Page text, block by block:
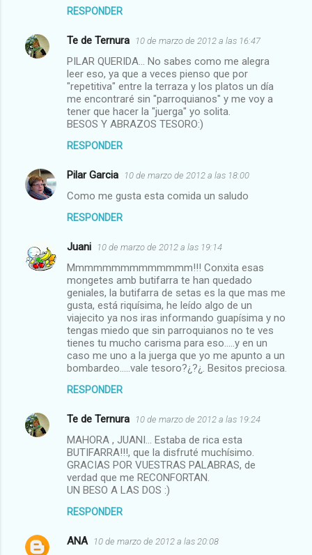
RESPONDER
Te de Ternura 10 de marzo de 2012 a las 16:47
PILAR QUERIDA... No sabes como me alegra
leer eso, ya que a veces pienso que por
"repetitiva" entre la terraza y los platos un día
me encontraré sin "parroquianos" y me voy a
tener que hacer la "juerga" yo solita.
BESOS Y ABRAZOS TESORO:)
RESPONDER
Pilar Garcia 10 de marzo de 2012 a las 18:00
Como me gusta esta comida un saludo
RESPONDER
Juani 10 de marzo de 2012 a las 19:14
Mmmmmmmmmmmmmm!!! Conxita esas
mongetes amb butifarra te han quedado
geniales, la butifarra de setas es la que mas me
gusta, está riquísima, he leído algo de un
viajecito ya nos iras informando guapísima y no
tengas miedo que sin parroquianos no te ves
tienes tu mucho carisma para eso.....y en un
caso me uno a la juerga que yo me apunto a un
bombardeo.....vale tesoro?¿?¿. Besitos preciosa.
RESPONDER
Te de Ternura 10 de marzo de 2012 a las 19:24
MAHORA , JUANI... Estaba de rica esta
BUTIFARRA!!!, que la disfruté muchísimo.
GRACIAS POR VUESTRAS PALABRAS, de
verdad que me RECONFORTAN.
UN BESO A LAS DOS :)
RESPONDER
ANA 10 de marzo de 2012 a las 20:08